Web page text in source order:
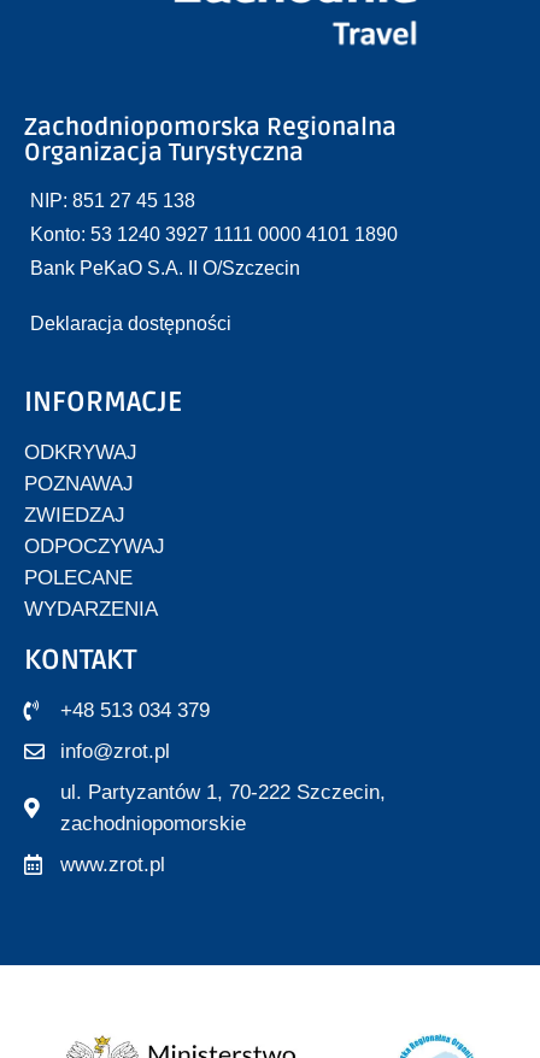
Zachodniopomorska Regionalna
Organizacja Turystyczna
NIP: 851 27 45 138
Konto: 53 1240 3927 1111 0000 4101 1890
Bank PeKaO S.A. II O/Szczecin
Deklaracja dostępności
INFORMACJE
ODKRYWAJ
POZNAWAJ
ZWIEDZAJ
ODPOCZYWAJ
POLECANE
WYDARZENIA
KONTAKT
+48 513 034 379
info@zrot.pl
ul. Partyzantów 1, 70-222 Szczecin,
zachodniopomorskie
www.zrot.pl